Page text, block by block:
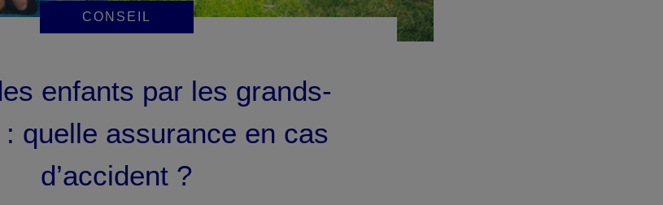
CONSEIL
enfants par les grands-
quelle assurance en cas
d’accident ?